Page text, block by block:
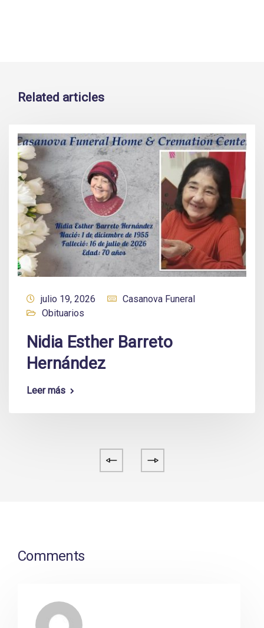
Related articles
julio 19, 2026
Casanova Funeral
Obituarios
Nidia Esther Barreto
Hernández
Leer más
Comments